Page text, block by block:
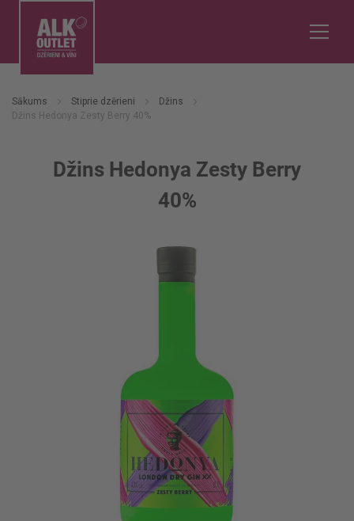
Sākums Stiprie dzērieni
Džins
Džins Hedonya Zesty Berry 40%
Džins Hedonya Zesty Berry
40%